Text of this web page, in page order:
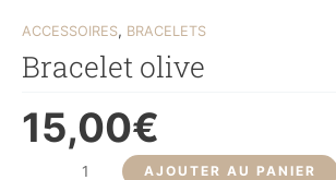
ACCESSOIRES, BRACELETS
Bracelet olive
15,00€
AJOUTER AU PANIER